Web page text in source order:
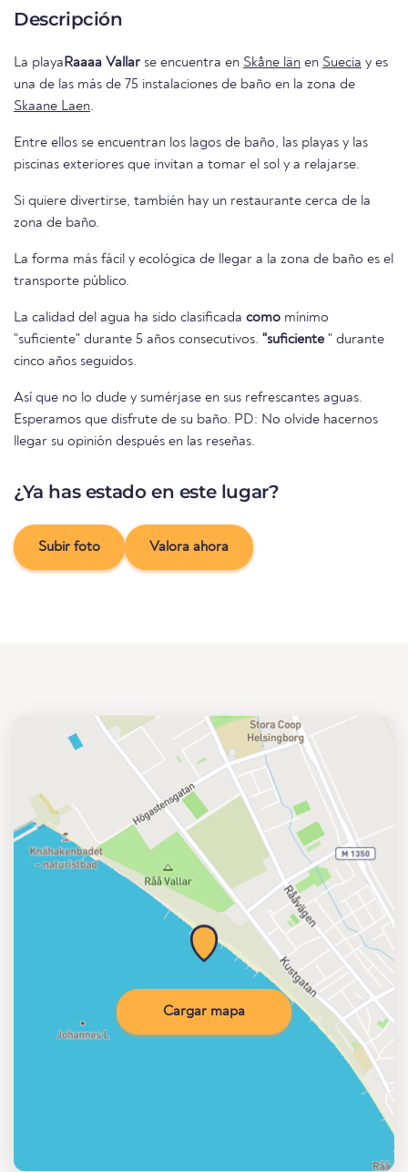
Descripción
La playaRaaaa Vallar se encuentra en Skåne län en Suecia y es
una de las más de 75 instalaciones de baño en la zona de
Skaane Laen.
Entre ellos se encuentran los lagos de baño, las playas y las
piscinas exteriores que invitan a tomar el sol y a relajarse.
Si quiere divertirse, también hay un restaurante cerca de la
zona de baño.
La forma más fácil y ecológica de llegar a la zona de baño es el
transporte público.
La calidad del agua ha sido clasificada como mínimo
"suficiente" durante 5 años consecutivos. "suficiente " durante
cinco años seguidos.
Así que no lo dude y sumérjase en sus refrescantes aguas.
Esperamos que disfrute de su baño. PD: No olvide hacernos
llegar su opinión después en las reseñas.
¿Ya has estado en este lugar?
Subir foto Valora ahora
Cargar mapa